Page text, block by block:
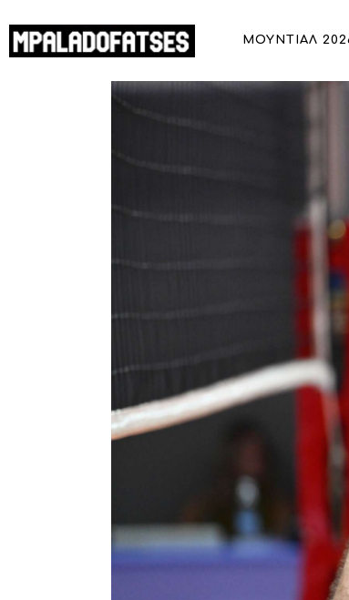
ΜΟΥΝΤΙΑΛ
Φιλική ήττα της Εθνικής από
ΜΟΥΝΤΙΑΛ 2026